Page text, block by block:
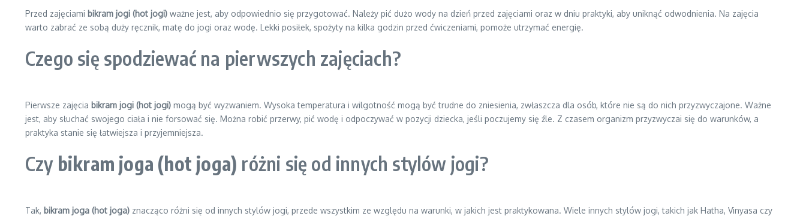
Przed zajęciami bikram jogi (hot jogi) ważne jest, aby odpowiednio się przygotować. Należy pić dużo wody na dzień przed zajęciami oraz w dniu praktyki, aby uniknąć odwodnienia. Na zajęcia
warto zabrać ze sobą duży ręcznik, matę do jogi oraz wodę. Lekki posiłek, spożyty na kilka godzin przed ćwiczeniami, pomoże utrzymać energię.
Czego się spodziewać na pierwszych zajęciach?
Pierwsze zajęcia bikram jogi (hot jogi) mogą być wyzwaniem. Wysoka temperatura i wilgotność mogą być trudne do zniesienia, zwłaszcza dla osób, które nie są do nich przyzwyczajone. Ważne
jest, aby słuchać swojego ciała i nie forsować się. Można robić przerwy, pić wodę i odpoczywać w pozycji dziecka, jeśli poczujemy się źle. Z czasem organizm przyzwyczai się do warunków, a
praktyka stanie się łatwiejsza i przyjemniejsza.
Czy bikram joga (hot joga) różni się od innych stylów jogi?
Tak, bikram joga (hot joga) znacząco różni się od innych stylów jogi, przede wszystkim ze względu na warunki, w jakich jest praktykowana. Wiele innych stylów jogi, takich jak Hatha, Vinyasa czy